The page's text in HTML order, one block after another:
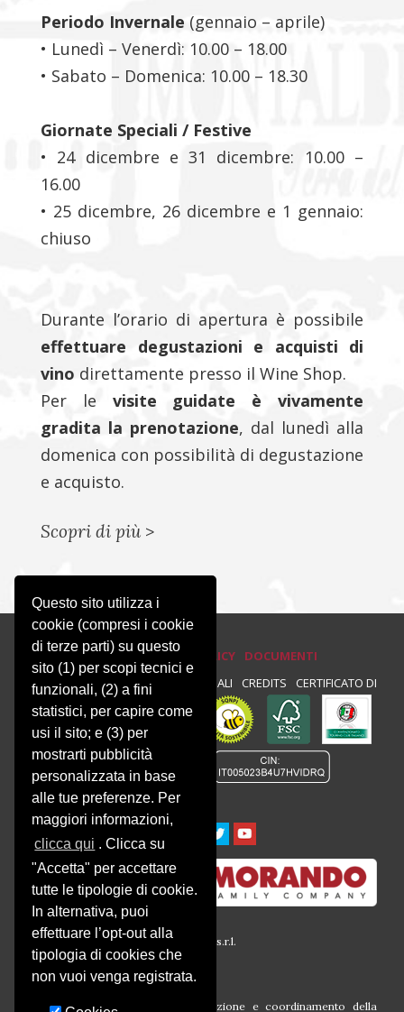
Questo sito utilizza i
cookie (compresi i cookie
di terze parti) su questo
sito (1) per scopi tecnici e
funzionali, (2) a fini
statistici, per capire come
usi il sito; e (3) per
mostrarti pubblicità
personalizzata in base
alle tue preferenze. Per
maggiori informazioni,
clicca qui . Clicca su
"Accetta" per accettare
tutte le tipologie di cookie.
In alternativa, puoi
effettuare l’opt-out alla
tipologia di cookies che
non vuoi venga registrata.
Periodo Invernale (gennaio – aprile)
• Lunedì – Venerdì: 10.00 – 18.00
• Sabato – Domenica: 10.00 – 18.30
Giornate Speciali / Festive
• 24 dicembre e 31 dicembre: 10.00 –
16.00
• 25 dicembre, 26 dicembre e 1 gennaio:
chiuso
Durante l’orario di apertura è possibile
effettuare degustazioni e acquisti di
vino direttamente presso il Wine Shop.
Per le visite guidate è vivamente
gradita la prenotazione, dal lunedì alla
domenica con possibilità di degustazione
e acquisto.
Scopri di più >
PRIVACY E COOKIE POLICY
DOCUMENTI
PRIVACY NEWSLETTER NOTE LEGALI CREDITS CERTIFICATO DI
CONFORMITÀ :
© 2016 Società Agricola Montalbera s.r.l.
P.iva 00633260054
Via Montalbera, 1
Società soggetta all’attività di direzione e coordinamento della